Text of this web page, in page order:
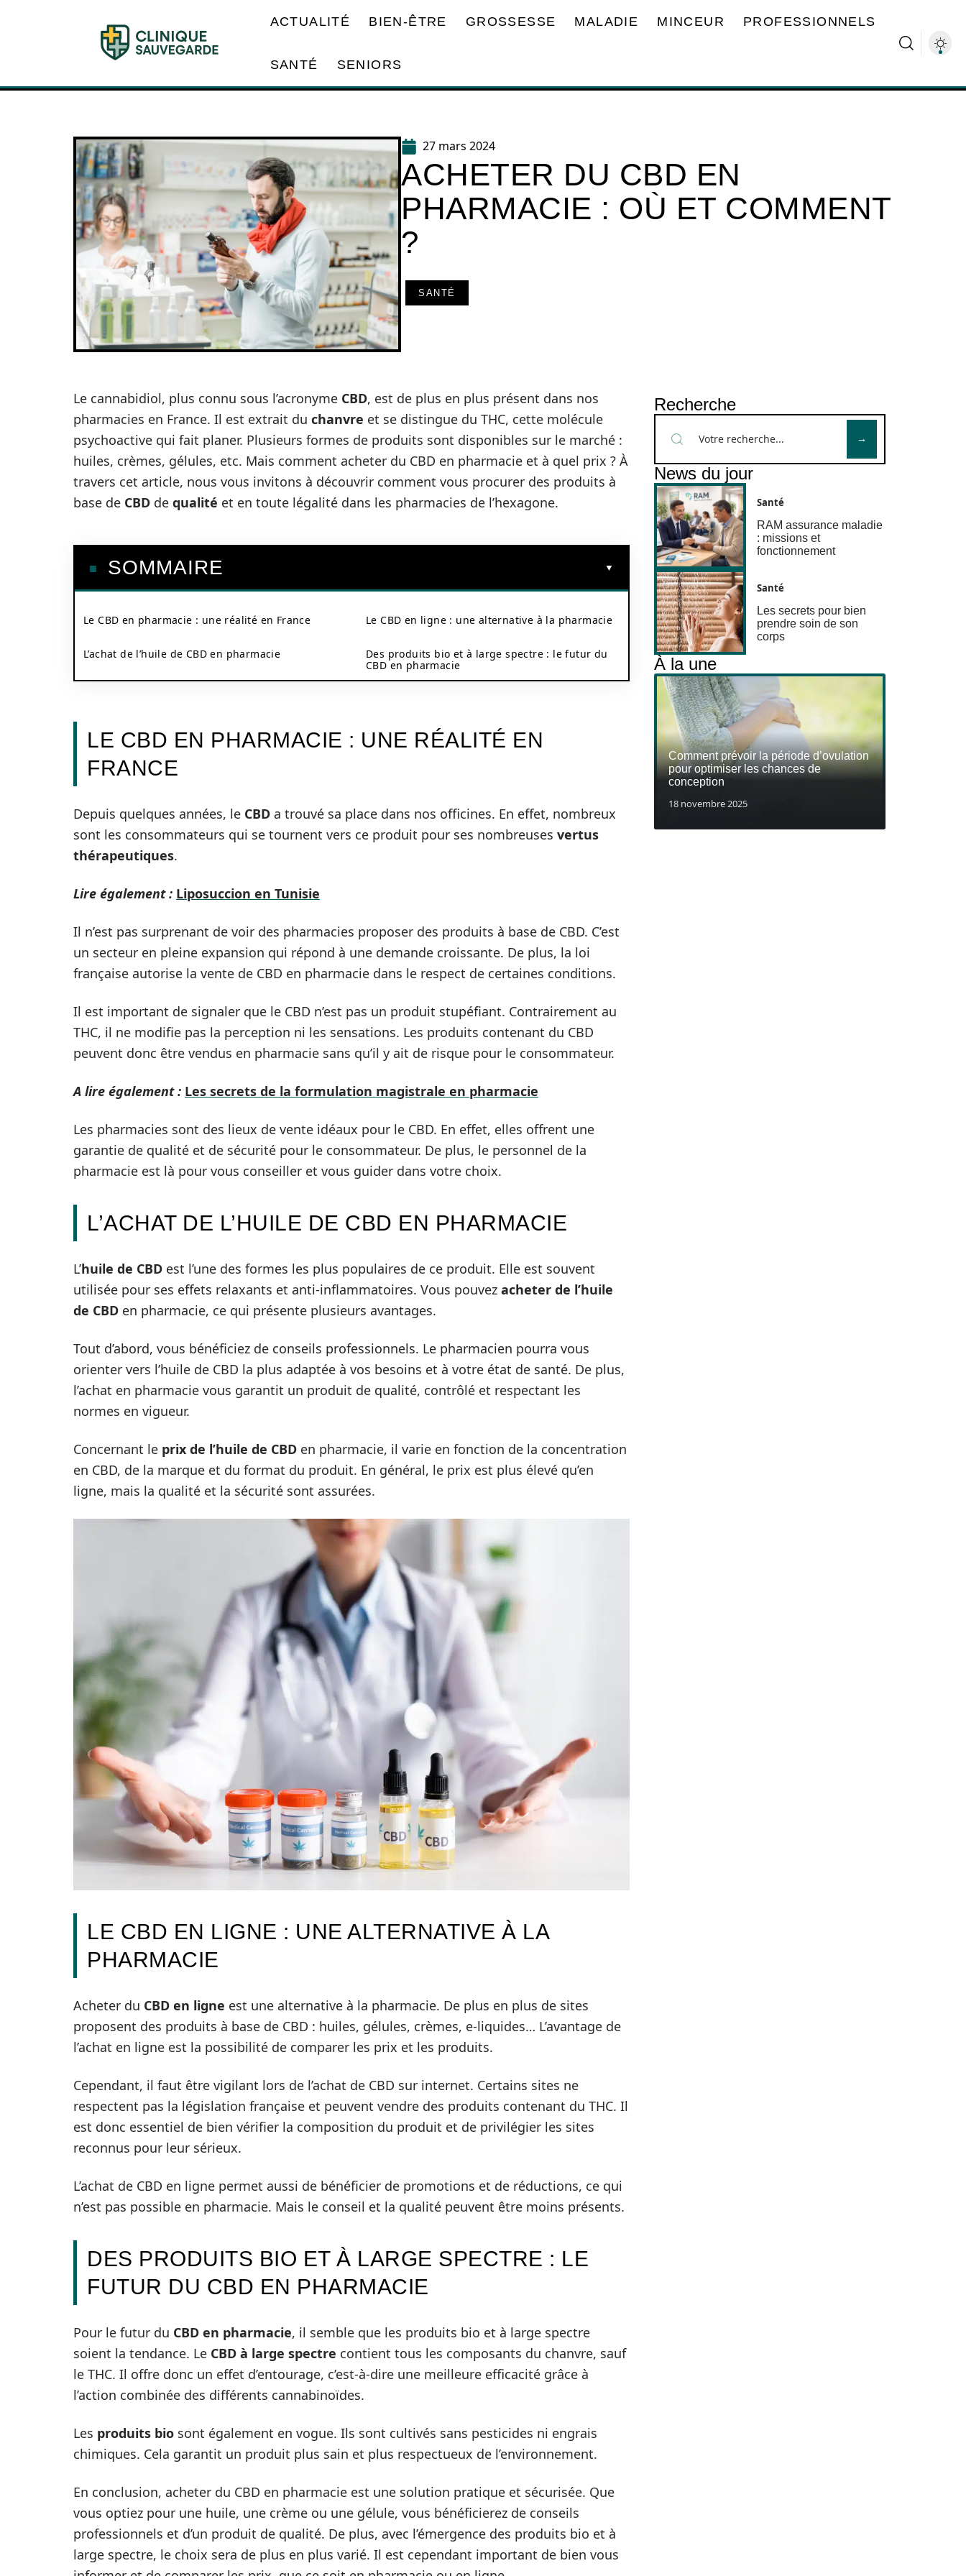
ACTUALITÉ BIEN-ÊTRE GROSSESSE MALADIE MINCEUR PROFESSIONNELS
SANTÉ SENIORS
27 mars 2024
ACHETER DU CBD EN
PHARMACIE : OÙ ET COMMENT
?
SANTÉ
Le cannabidiol, plus connu sous l’acronyme CBD, est de plus en plus présent dans nos
pharmacies en France. Il est extrait du chanvre et se distingue du THC, cette molécule
psychoactive qui fait planer. Plusieurs formes de produits sont disponibles sur le marché :
huiles, crèmes, gélules, etc. Mais comment acheter du CBD en pharmacie et à quel prix ? À
travers cet article, nous vous invitons à découvrir comment vous procurer des produits à
base de CBD de qualité et en toute légalité dans les pharmacies de l’hexagone.
SOMMAIRE
Le CBD en pharmacie : une réalité en France
L’achat de l’huile de CBD en pharmacie
Le CBD en ligne : une alternative à la pharmacie
Des produits bio et à large spectre : le futur du
CBD en pharmacie
LE CBD EN PHARMACIE : UNE RÉALITÉ EN
FRANCE
Depuis quelques années, le CBD a trouvé sa place dans nos officines. En effet, nombreux
sont les consommateurs qui se tournent vers ce produit pour ses nombreuses vertus
thérapeutiques.
Lire également : Liposuccion en Tunisie
Il n’est pas surprenant de voir des pharmacies proposer des produits à base de CBD. C’est
un secteur en pleine expansion qui répond à une demande croissante. De plus, la loi
française autorise la vente de CBD en pharmacie dans le respect de certaines conditions.
Il est important de signaler que le CBD n’est pas un produit stupéfiant. Contrairement au
THC, il ne modifie pas la perception ni les sensations. Les produits contenant du CBD
peuvent donc être vendus en pharmacie sans qu’il y ait de risque pour le consommateur.
A lire également : Les secrets de la formulation magistrale en pharmacie
Les pharmacies sont des lieux de vente idéaux pour le CBD. En effet, elles offrent une
garantie de qualité et de sécurité pour le consommateur. De plus, le personnel de la
pharmacie est là pour vous conseiller et vous guider dans votre choix.
L’ACHAT DE L’HUILE DE CBD EN PHARMACIE
L’huile de CBD est l’une des formes les plus populaires de ce produit. Elle est souvent
utilisée pour ses effets relaxants et anti-inflammatoires. Vous pouvez acheter de l’huile
de CBD en pharmacie, ce qui présente plusieurs avantages.
Tout d’abord, vous bénéficiez de conseils professionnels. Le pharmacien pourra vous
orienter vers l’huile de CBD la plus adaptée à vos besoins et à votre état de santé. De plus,
l’achat en pharmacie vous garantit un produit de qualité, contrôlé et respectant les
normes en vigueur.
Concernant le prix de l’huile de CBD en pharmacie, il varie en fonction de la concentration
en CBD, de la marque et du format du produit. En général, le prix est plus élevé qu’en
ligne, mais la qualité et la sécurité sont assurées.
LE CBD EN LIGNE : UNE ALTERNATIVE À LA
PHARMACIE
Acheter du CBD en ligne est une alternative à la pharmacie. De plus en plus de sites
proposent des produits à base de CBD : huiles, gélules, crèmes, e-liquides… L’avantage de
l’achat en ligne est la possibilité de comparer les prix et les produits.
Cependant, il faut être vigilant lors de l’achat de CBD sur internet. Certains sites ne
respectent pas la législation française et peuvent vendre des produits contenant du THC. Il
est donc essentiel de bien vérifier la composition du produit et de privilégier les sites
reconnus pour leur sérieux.
L’achat de CBD en ligne permet aussi de bénéficier de promotions et de réductions, ce qui
n’est pas possible en pharmacie. Mais le conseil et la qualité peuvent être moins présents.
DES PRODUITS BIO ET À LARGE SPECTRE : LE
FUTUR DU CBD EN PHARMACIE
Pour le futur du CBD en pharmacie, il semble que les produits bio et à large spectre
soient la tendance. Le CBD à large spectre contient tous les composants du chanvre, sauf
le THC. Il offre donc un effet d’entourage, c’est-à-dire une meilleure efficacité grâce à
l’action combinée des différents cannabinoïdes.
Les produits bio sont également en vogue. Ils sont cultivés sans pesticides ni engrais
chimiques. Cela garantit un produit plus sain et plus respectueux de l’environnement.
En conclusion, acheter du CBD en pharmacie est une solution pratique et sécurisée. Que
vous optiez pour une huile, une crème ou une gélule, vous bénéficierez de conseils
professionnels et d’un produit de qualité. De plus, avec l’émergence des produits bio et à
large spectre, le choix sera de plus en plus varié. Il est cependant important de bien vous
Recherche
News du jour
Santé
RAM assurance maladie
: missions et
fonctionnement
Santé
Les secrets pour bien
prendre soin de son
corps
À la une
Comment prévoir la période d’ovulation
pour optimiser les chances de
conception
18 novembre 2025